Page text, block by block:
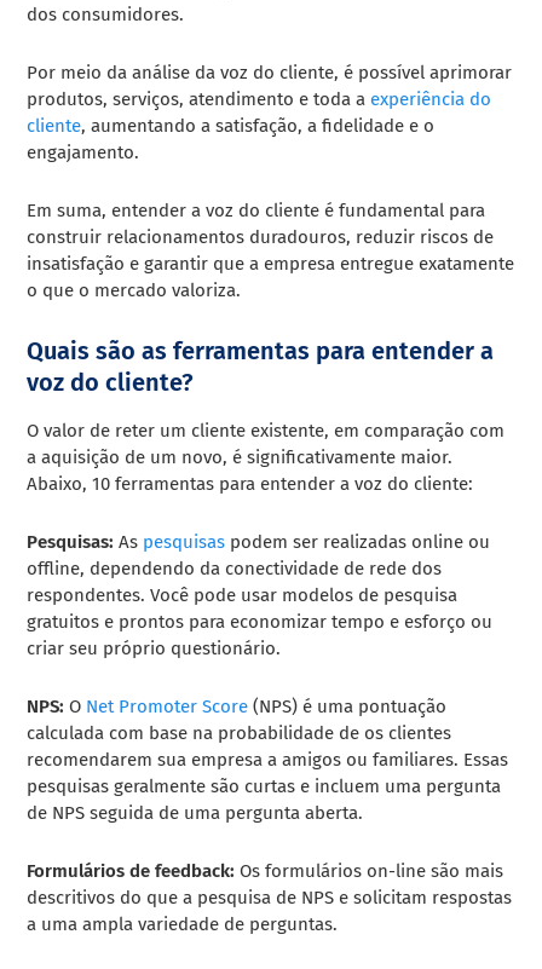
dos consumidores.
Por meio da análise da voz do cliente, é possível aprimorar
produtos, serviços, atendimento e toda a experiência do
cliente, aumentando a satisfação, a fidelidade e o
engajamento.
Em suma, entender a voz do cliente é fundamental para
construir relacionamentos duradouros, reduzir riscos de
insatisfação e garantir que a empresa entregue exatamente
o que o mercado valoriza.
Quais são as ferramentas para entender a
voz do cliente?
O valor de reter um cliente existente, em comparação com
a aquisição de um novo, é significativamente maior.
Abaixo, 10 ferramentas para entender a voz do cliente:
Pesquisas: As pesquisas podem ser realizadas online ou
offline, dependendo da conectividade de rede dos
respondentes. Você pode usar modelos de pesquisa
gratuitos e prontos para economizar tempo e esforço ou
criar seu próprio questionário.
NPS: O Net Promoter Score (NPS) é uma pontuação
calculada com base na probabilidade de os clientes
recomendarem sua empresa a amigos ou familiares. Essas
pesquisas geralmente são curtas e incluem uma pergunta
de NPS seguida de uma pergunta aberta.
Formulários de feedback: Os formulários on-line são mais
descritivos do que a pesquisa de NPS e solicitam respostas
a uma ampla variedade de perguntas.